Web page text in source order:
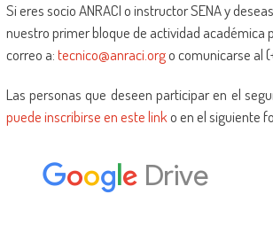
Si eres socio ANRACI o instructor SENA y
nuestro primer bloque de actividad académica
correo a:tecnico@anraci.orgo comunicarse al
Las personas que deseen participar en el
puede inscribirse en este linko en el siguiente